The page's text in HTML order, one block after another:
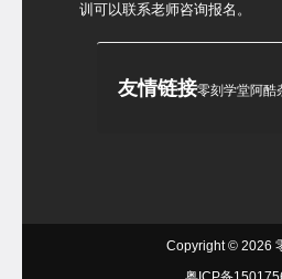
训可以联系老师咨询报名。
友情链接零刻学堂阿酷
Copyright © 2026